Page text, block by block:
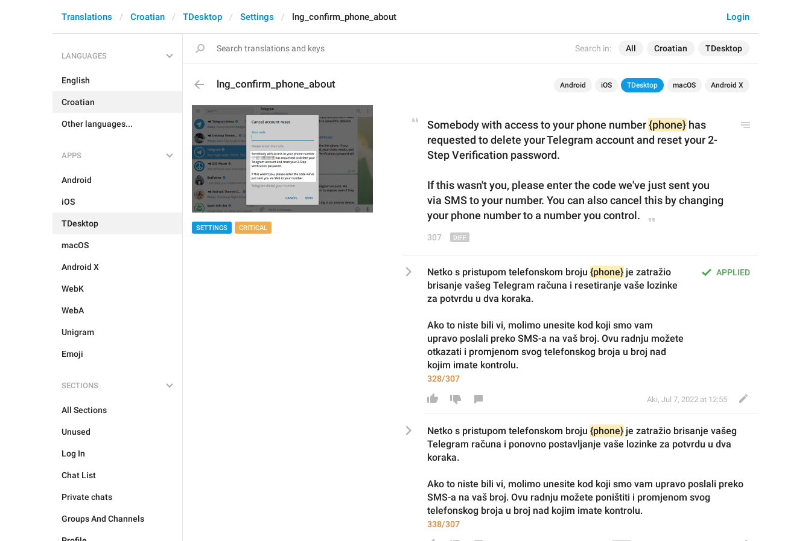
Search in: All Croatian TDesktop
Login
Translations Croatian TDesktop Settings lng_confirm_phone_about
LANGUAGES
English
Croatian
Other languages...
APPS
Android
iOS
TDesktop
macOS
Android X
WebK
WebA
Unigram
Emoji
SECTIONS
All Sections
Unused
Log In
Chat List
Private chats
Groups And Channels
lng_confirm_phone_about Android iOS TDesktop macOS Android X
SETTINGS CRITICAL
Somebody with access to your phone number {phone} has
requested to delete your Telegram account and reset your 2-
Step Verification password.
If this wasn't you, please enter the code we've just sent you
via SMS to your number. You can also cancel this by changing
your phone number to a number you control.
307
APPLIED
Netko s pristupom telefonskom broju {phone} je zatražio
brisanje vašeg Telegram računa i resetiranje vaše lozinke
za potvrdu u dva koraka.
Ako to niste bili vi, molimo unesite kod koji smo vam
upravo poslali preko SMS-a na vaš broj. Ovu radnju možete
otkazati i promjenom svog telefonskog broja u broj nad
kojim imate kontrolu.
328/307
Aki, Jul 7, 2022 at 12:55
Netko s pristupom telefonskom broju {phone} je zatražio brisanje vašeg
Telegram računa i ponovno postavljanje vaše lozinke za potvrdu u dva
koraka.
Ako to niste bili vi, molimo unesite kod koji smo vam upravo poslali preko
SMS-a na vaš broj. Ovu radnju možete poništiti i promjenom svog
telefonskog broja u broj nad kojim imate kontrolu.
338/307